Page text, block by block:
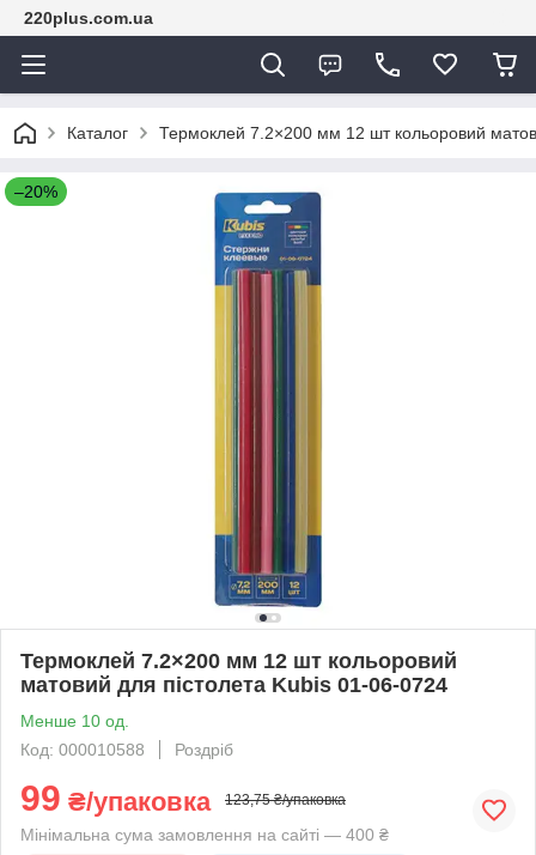
220plus.com.ua
Каталог Термоклей 7.2×200 мм 12 шт кольоровий
–20%
Термоклей 7.2×200 мм 12 шт кольоровий
матовий для пістолета Kubis 01-06-0724
Менше 10 од.
Код: 000010588
Роздріб
99 ₴/упаковка 123,75 ₴/упаковка
Мінімальна сума замовлення на сайті — 400 ₴